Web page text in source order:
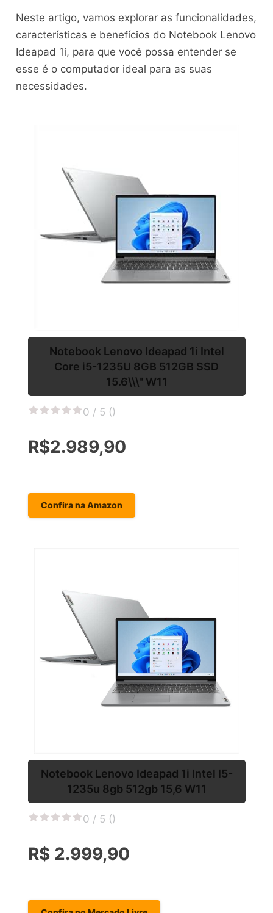
Neste artigo, vamos explorar as funcionalidades,
características e benefícios do Notebook Lenovo
Ideapad 1i, para que você possa entender se
esse é o computador ideal para as suas
necessidades.
Notebook Lenovo Ideapad 1i Intel
Core i5-1235U 8GB 512GB SSD
15.6\\\" W11
0 / 5 ()
R$2.989,90
Confira na Amazon
Notebook Lenovo Ideapad 1i Intel I5-
1235u 8gb 512gb 15,6 W11
0 / 5 ()
R$ 2.999,90